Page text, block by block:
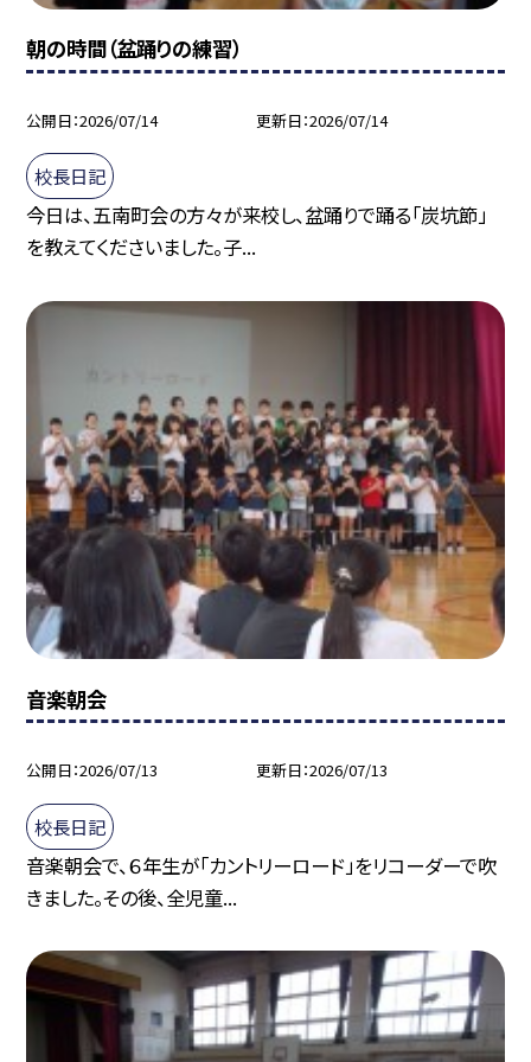
朝の時間（盆踊りの練習）
公開日 2026/07/14 更新日 2026/07/14
校長日記
今日は、五南町会の方々が来校し、盆踊りで踊る「炭坑節」
を教えてくださいました。子...
音楽朝会
公開日 2026/07/13 更新日 2026/07/13
校長日記
音楽朝会で、６年生が「カントリーロード」をリコーダーで吹
きました。その後、全児童...